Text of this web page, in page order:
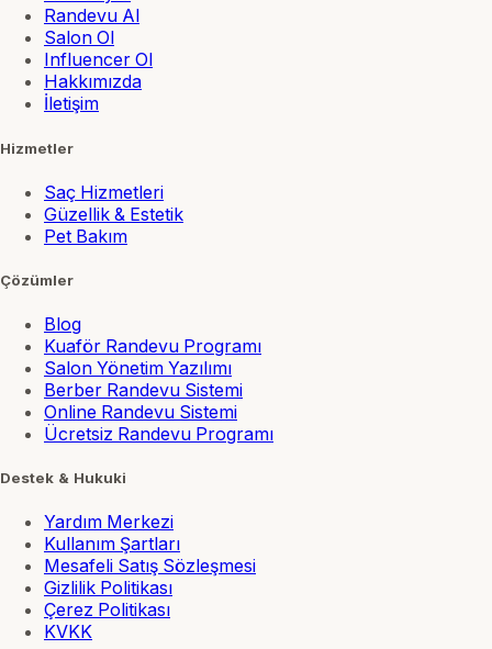
Randevu Al
Salon Ol
Influencer Ol
Hakkımızda
İletişim
Hizmetler
Saç Hizmetleri
Güzellik & Estetik
Pet Bakım
Çözümler
Blog
Kuaför Randevu Programı
Salon Yönetim Yazılımı
Berber Randevu Sistemi
Online Randevu Sistemi
Ücretsiz Randevu Programı
Destek & Hukuki
Yardım Merkezi
Kullanım Şartları
Mesafeli Satış Sözleşmesi
Gizlilik Politikası
Çerez Politikası
KVKK